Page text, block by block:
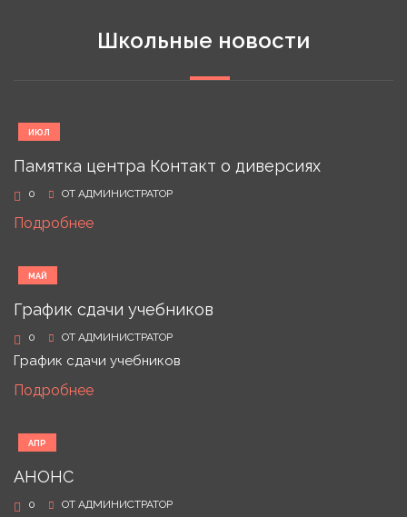
Школьные новости
ИЮЛ
Памятка центра Контакт о диверсиях
0 ОТ АДМИНИСТРАТОР
Подробнее
МАЙ
График сдачи учебников
0 ОТ АДМИНИСТРАТОР
График сдачи учебников
Подробнее
АПР
АНОНС
0 ОТ АДМИНИСТРАТОР